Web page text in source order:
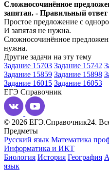
Сложносочинённое
запятая. - Правильный ответ
Простое предложение с
И запятая не нужна.
Сложносочинённое
нужна.
Другие задачи на эту тему
Задание 15703 Задание 15742
Задание 15859 Задание 15898
Задание 16015 Задание 16053
ЕГЭ Справочник
© 2026 ЕГЭ.Справочник24.
Предметы
Русский язык Математика
Информатика и ИКТ
Биология История География
язык